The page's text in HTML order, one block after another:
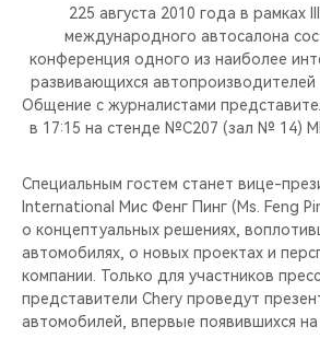
КРОССОВЕРЫ
СЕДАНЫ
КРЕДИТ И СТРАХОВАНИЕ
ЗАПЧАСТИ И АКСЕССУАРЫ
ПОДДЕРЖКА
CHERY CONNECT
О БРЕНДЕ
CHERY В СОЦСЕТЯХ
ЛЮДИ CHERY
БЛАГОТВОРИТЕЛЬНОСТЬ
CHERY REMOTE
КРЕДИТ
МЫ В СОЦСЕТЯХ
225 августа 2010 года в рамках
международного автосалона
конференция одного из наиболее
развивающихся
Общение с журналистами
в 17:15 на стенде №С207 (зал № 14)
Специальным гостем станет вице-
International Мис Фенг Пинг (Ms. Feng
о концептуальных решениях,
автомобилях, о новых проектах и
компании. Только для участников
представители Chery проведут
автомобилей, впервые появившихся на